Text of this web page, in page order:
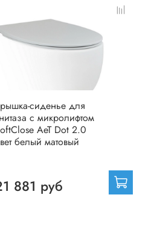
сиденье для
c микролифтом
AeT Dot 2.0
белый матовый
881 руб